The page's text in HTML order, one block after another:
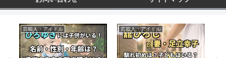
芸能人・アイドル 芸能人・アイドル